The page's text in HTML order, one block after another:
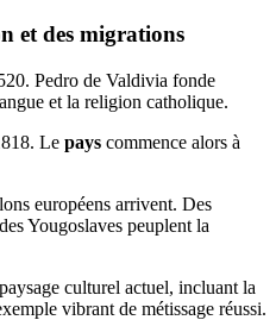
et des migrations
Pedro de Valdivia fonde
et la religion catholique.
Le pays commence alors à
européens arrivent. Des
Yougoslaves peuplent la
culturel actuel, incluant la
vibrant de métissage réussi.